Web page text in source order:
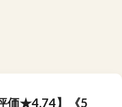
価★4.74】《5